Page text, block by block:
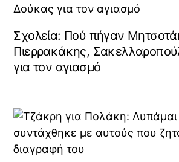
Σχολεία: Πού πήγαν
Πιερρακάκης,
για τον αγιασμό